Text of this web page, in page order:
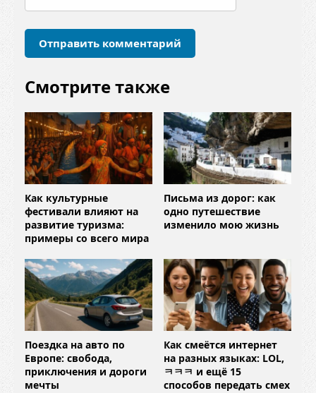
р
и
Смотрите также
Как культурные
фестивали влияют на
развитие туризма:
примеры со всего мира
Письма из дорог: как
одно путешествие
изменило мою жизнь
Поездка на авто по
Европе: свобода,
приключения и дороги
мечты
Как смеётся интернет
на разных языках: LOL,
ㅋㅋㅋ и ещё 15
способов передать смех